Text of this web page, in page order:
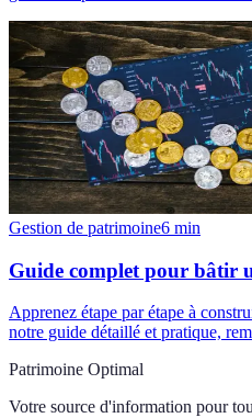
Gestion de patrimoine6 min
Guide complet pour bâtir
Apprenez étape par étape à
notre guide détaillé et pratique,
Patrimoine Optimal
Votre source d'information pour